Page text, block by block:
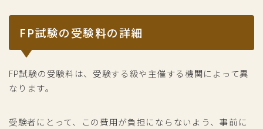
FP試験の受験料の詳細
FP試験の受験料は、受験する級や主催する機関によって異
なります。
受験者にとって、この費用が負担にならないよう、事前に